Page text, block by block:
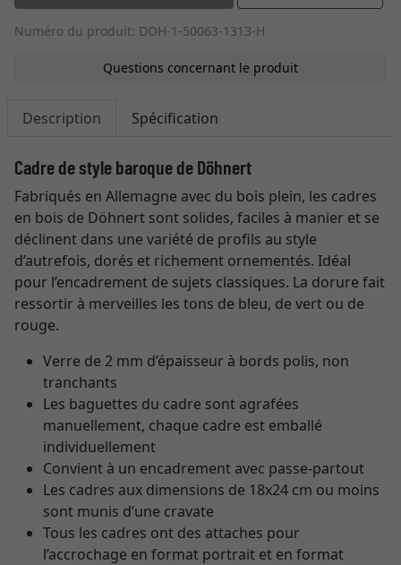
Numéro du produit: DOH-1-50063-1313-H
Questions concernant le produit
Description Spécification
Cadre de style baroque de Döhnert
Fabriqués en Allemagne avec du bois plein, les cadres
en bois de Döhnert sont solides, faciles à manier et se
déclinent dans une variété de profils au style
d’autrefois, dorés et richement ornementés. Idéal
pour l’encadrement de sujets classiques. La dorure fait
ressortir à merveilles les tons de bleu, de vert ou de
rouge.
Verre de 2 mm d’épaisseur à bords polis, non
tranchants
Les baguettes du cadre sont agrafées
manuellement, chaque cadre est emballé
individuellement
Convient à un encadrement avec passe-partout
Les cadres aux dimensions de 18x24 cm ou moins
sont munis d’une cravate
Tous les cadres ont des attaches pour
l’accrochage en format portrait et en format